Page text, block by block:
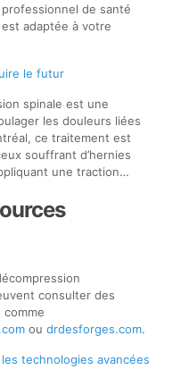
de santé
adaptée à votre
le futur
spinale est une
les douleurs liées
ce traitement est
souffrant d’hernies
une traction…
consulter des
ou drdesforges.com.
technologies avancées